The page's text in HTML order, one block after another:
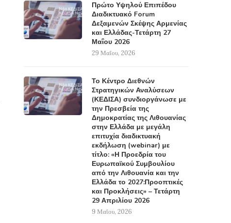
Πρώτο Υψηλού Επιπέδου
Διαδικτυακό Forum
Δεξαμενών Σκέψης Αρμενίας
και Ελλάδας-Τετάρτη 27
Μαΐου 2026
29 Μαΐου, 2026
Το Κέντρο Διεθνών
Στρατηγικών Αναλύσεων
(ΚΕΔΙΣΑ) συνδιοργάνωσε με
την Πρεσβεία της
Δημοκρατίας της Λιθουανίας
στην Ελλάδα με μεγάλη
επιτυχία διαδικτυακή
εκδήλωση (webinar) με
τίτλο: «Η Προεδρία του
Ευρωπαϊκού Συμβουλίου
από την Λιθουανία και την
Ελλάδα το 2027:Προοπτικές
και Προκλήσεις» – Τετάρτη
29 Απριλίου 2026
9 Μαΐου, 2026